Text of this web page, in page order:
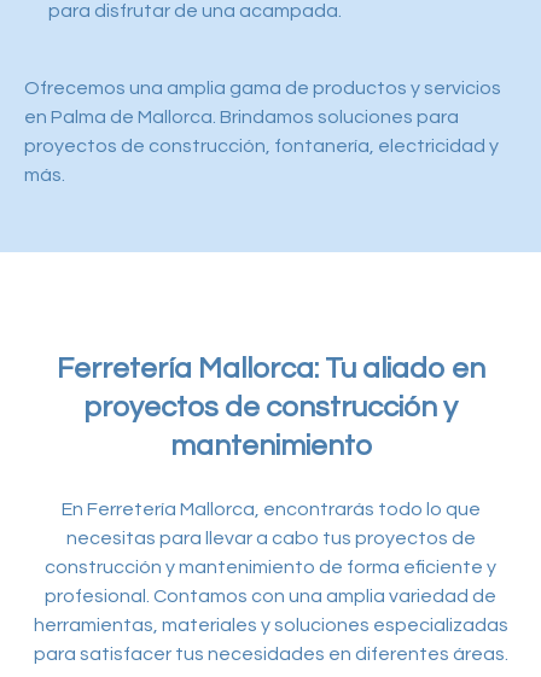
para disfrutar de una acampada.
Ofrecemos una amplia gama de productos y servicios
en Palma de Mallorca. Brindamos soluciones para
proyectos de construcción, fontanería, electricidad y
más.
Ferretería Mallorca: Tu aliado en
proyectos de construcción y
mantenimiento
En Ferretería Mallorca, encontrarás todo lo que
necesitas para llevar a cabo tus proyectos de
construcción y mantenimiento de forma eficiente y
profesional. Contamos con una amplia variedad de
herramientas, materiales y soluciones especializadas
para satisfacer tus necesidades en diferentes áreas.